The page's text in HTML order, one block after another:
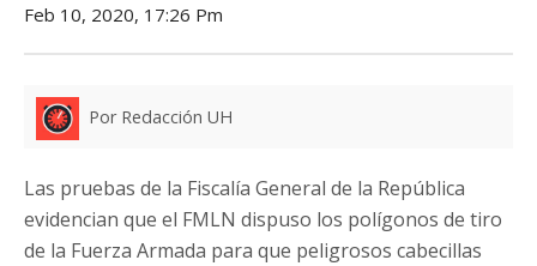
Feb 10, 2020, 17:26 Pm
Por Redacción UH
Las pruebas de la Fiscalía General de la República
evidencian que el FMLN dispuso los polígonos de tiro
de la Fuerza Armada para que peligrosos cabecillas